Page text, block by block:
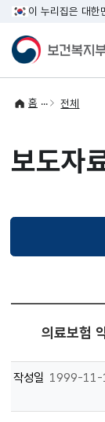
이 누리집은 대한
홈 전체
보도자
의료보험
작성일 1999-11-